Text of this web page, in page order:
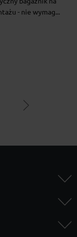
- nie wymag...